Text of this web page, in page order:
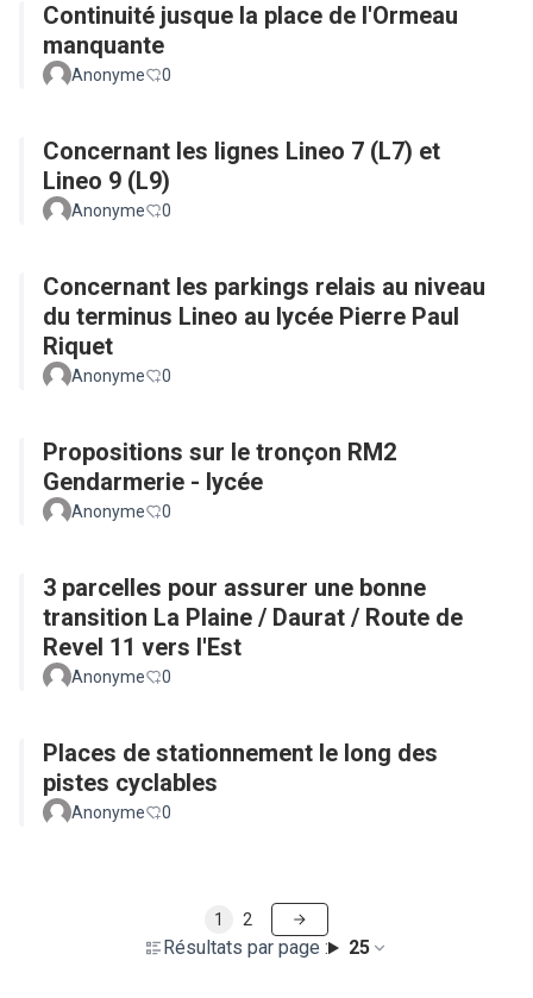
Continuité jusque la place de l'Ormeau
manquante
Anonyme 0
Concernant les lignes Lineo 7 (L7) et
Lineo 9 (L9)
Anonyme 0
Concernant les parkings relais au niveau
du terminus Lineo au lycée Pierre Paul
Riquet
Anonyme 0
Propositions sur le tronçon RM2
Gendarmerie - lycée
Anonyme 0
3 parcelles pour assurer une bonne
transition La Plaine / Daurat / Route de
Revel 11 vers l'Est
Anonyme 0
Places de stationnement le long des
pistes cyclables
Anonyme 0
Résultats par page : 25
1 2